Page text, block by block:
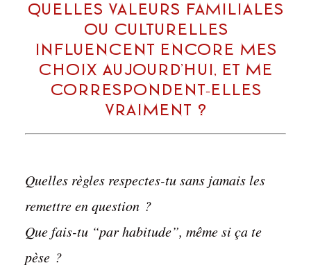
Quelles valeurs familiales
ou culturelles
influencent encore mes
choix aujourd’hui, et me
correspondent-elles
vraiment ?
Quelles règles respectes-tu sans jamais les
remettre en question ?
Que fais-tu “par habitude”, même si ça te
pèse ?